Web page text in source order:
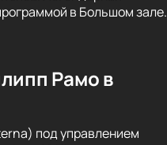
в Большом зале.
Рамо в
под управлением